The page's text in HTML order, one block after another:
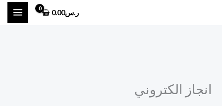
ر.س0.00
انجاز الكتروني
الكتروني